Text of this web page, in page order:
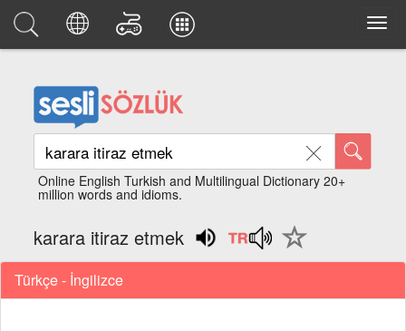
Online English Turkish and Multilingual Dictionary 20+
million words and idioms.
karara itiraz etmek
Türkçe - İngilizce